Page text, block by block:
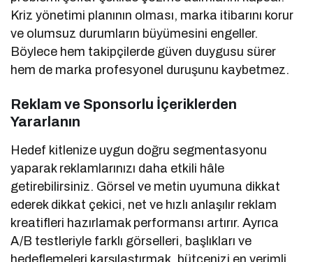
Kriz yönetimi planının olması, marka itibarını korur
ve olumsuz durumların büyümesini engeller.
Böylece hem takipçilerde güven duygusu sürer
hem de marka profesyonel duruşunu kaybetmez.
Reklam ve Sponsorlu İçeriklerden
Yararlanın
Hedef kitlenize uygun doğru segmentasyonu
yaparak reklamlarınızı daha etkili hâle
getirebilirsiniz. Görsel ve metin uyumuna dikkat
ederek dikkat çekici, net ve hızlı anlaşılır reklam
kreatifleri hazırlamak performansı artırır. Ayrıca
A/B testleriyle farklı görselleri, başlıkları ve